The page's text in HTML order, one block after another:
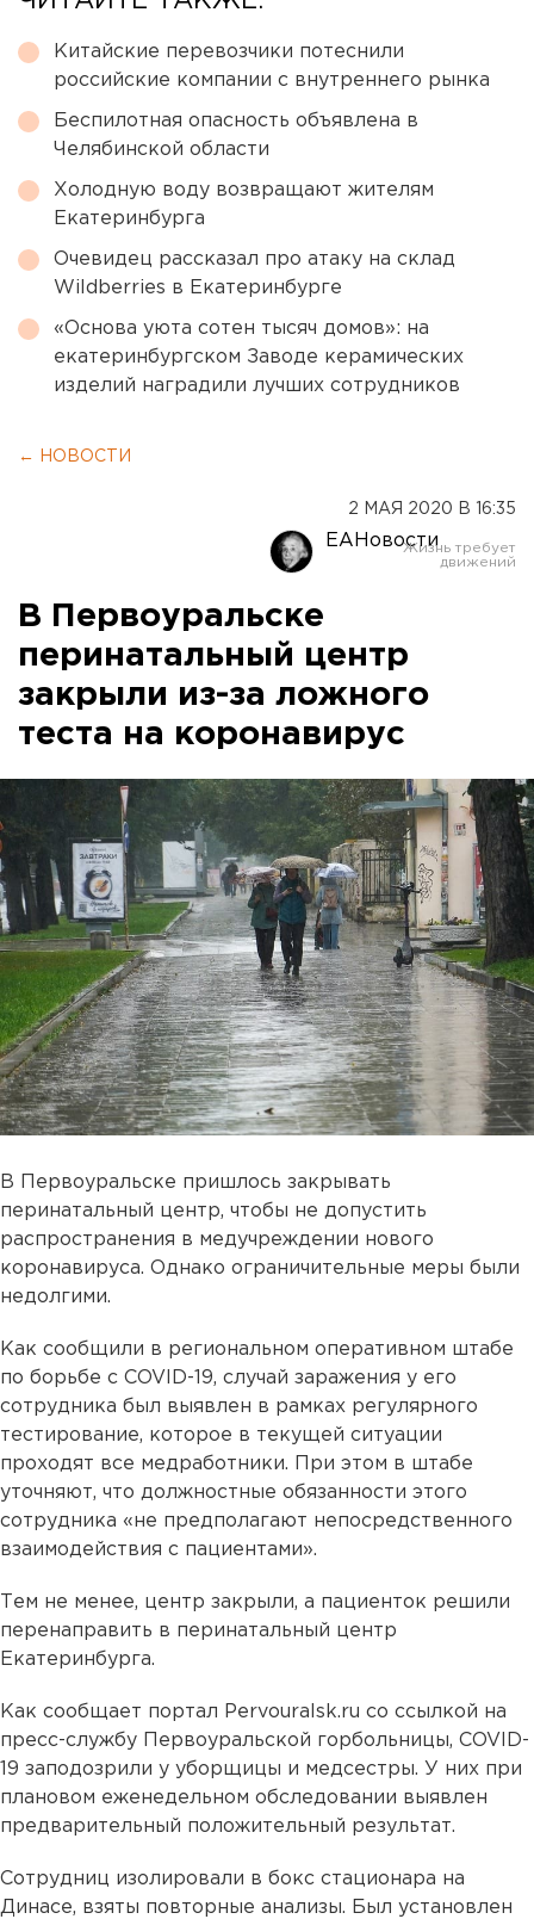
Китайские перевозчики потеснили
российские компании с внутреннего рынка
Беспилотная опасность объявлена в
Челябинской области
Холодную воду возвращают жителям
Екатеринбурга
Очевидец рассказал про атаку на склад
Wildberries в Екатеринбурге
«Основа уюта сотен тысяч домов»: на
екатеринбургском Заводе керамических
изделий наградили лучших сотрудников
← НОВОСТИ
2 МАЯ 2020 В 16:35
ЕАНовости
В Первоуральске
перинатальный центр
закрыли из-за ложного
теста на коронавирус
В Первоуральске пришлось закрывать
перинатальный центр, чтобы не допустить
распространения в медучреждении нового
коронавируса. Однако ограничительные меры были
недолгими.
Как сообщили в региональном оперативном штабе
по борьбе с COVID-19, случай заражения у его
сотрудника был выявлен в рамках регулярного
тестирование, которое в текущей ситуации
проходят все медработники. При этом в штабе
уточняют, что должностные обязанности этого
сотрудника «не предполагают непосредственного
взаимодействия с пациентами».
Тем не менее, центр закрыли, а пациенток решили
перенаправить в перинатальный центр
Екатеринбурга.
Как сообщает портал Pervouralsk.ru со ссылкой на
пресс-службу Первоуральской горбольницы, COVID-
19 заподозрили у уборщицы и медсестры. У них при
плановом еженедельном обследовании выявлен
предварительный положительный результат.
Сотрудниц изолировали в бокс стационара на
Динасе, взяты повторные анализы. Был установлен